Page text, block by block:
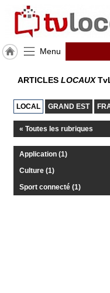
Menu
ACCUEIL
Bas-
(67)
TvLocale
France
Accueil
ARTICLES LOCAUX
LOCAL GRAND EST
« Toutes les rubriques
Application (1)
Culture (1)
Sport connecté (1)